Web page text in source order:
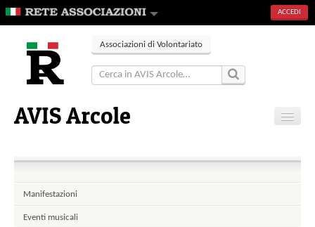
ACCEDI
Associazioni di Volontariato
AVIS Arcole
Contatti
Manifestazioni
Eventi musicali